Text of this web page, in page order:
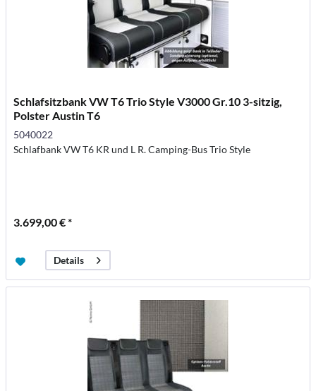
Schlafsitzbank VW T6 Trio Style V3000 Gr.10 3-sitzig,
Polster Austin T6
5040022
Schlafbank VW T6 KR und L R. Camping-Bus Trio Style
3.699,00 € *
Details